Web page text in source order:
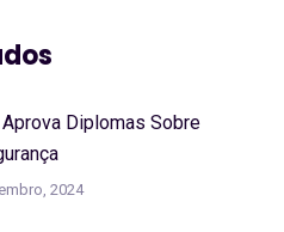
Diplomas Sobre
2024